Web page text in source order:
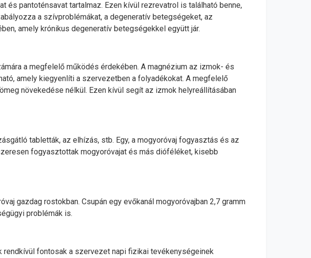
és pantoténsavat tartalmaz. Ezen kívül rezrevatrol is található benne,
a szívproblémákat, a degeneratív betegségeket, az
amely krónikus degeneratív betegségekkel együtt jár.
a megfelelő működés érdekében. A magnézium az izmok- és
amely kiegyenlíti a szervezetben a folyadékokat. A megfelelő
növekedése nélkül. Ezen kívül segít az izmok helyreállításában
tabletták, az elhízás, stb. Egy, a mogyoróvaj fogyasztás és az
fogyasztottak mogyoróvajat és más dióféléket, kisebb
gazdag rostokban. Csupán egy evőkanál mogyoróvajban 2,7 gramm
problémák is.
fontosak a szervezet napi fizikai tevékenységeinek